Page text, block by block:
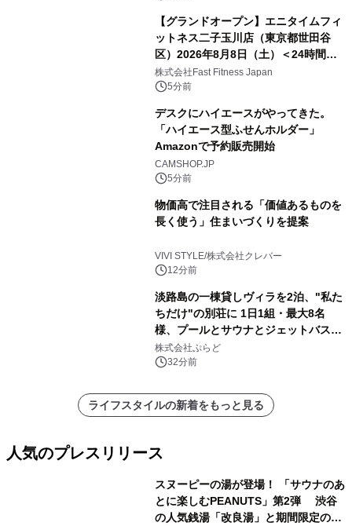
【グランドオープン】エニタイムフィ
ットネス二子玉川店（東京都世田谷
区）2026年8月8日（土）＜24時間年
中無休のフィットネスジム＞
株式会社Fast Fitness Japan
5分前
デスクにハイエースがやってきた。
「ハイエース型ふせんホルダー」
Amazonで予約販売開始
CAMSHOP.JP
5分前
物価高で注目される「価値あるものを
長く使う」住まいづくりを提案
VIVI STYLE/株式会社クレバー
12分前
淡路島の一棟貸しヴィラを2泊、"私た
ちだけ"の別荘に 1日1組・最大8名
様、プールとサウナとジェットバス付
きで Villa Mon Temps AWAJIの連泊
素泊りプラン
株式会社ぷらど
32分前
ライフスタイルの新着をもっと見る
人気のプレスリリース
スヌーピーの湯が登場！ 「サウナのあ
とに楽しむPEANUTS」第2弾 渋谷
の人気銭湯「改良湯」と期間限定のコ